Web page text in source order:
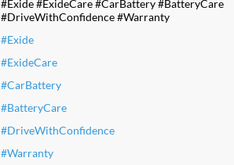
#Exide #ExideCare #CarBattery #BatteryCare
#DriveWithConfidence #Warranty
#Exide
#ExideCare
#CarBattery
#BatteryCare
#DriveWithConfidence
#Warranty